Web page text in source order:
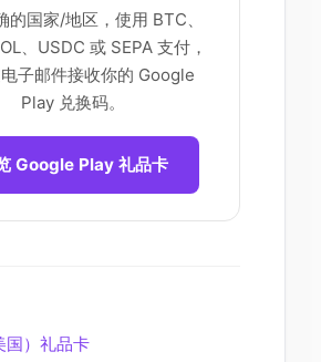
的国家/地区，使用 BTC、
、USDC 或 SEPA 支付，
子邮件接收你的 Google
Play 兑换码。
Google Play 礼品卡
国）礼品卡